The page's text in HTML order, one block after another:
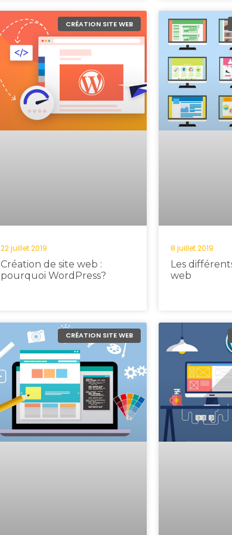
CRÉATION SITE WEB
Création de site web :
pourquoi WordPress?
22 juillet 2019
Les
web
8 juillet 2019
CRÉATION SITE WEB